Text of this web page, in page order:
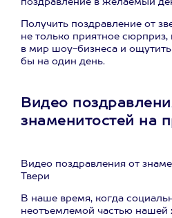
поздравление в желаемый
Получить поздравление от
не только приятное
в мир шоу-бизнеса и
бы на один день.
Видео
знаменитостей на
Видео поздравления от
Твери
В наше время, когда
неотъемлемой частью